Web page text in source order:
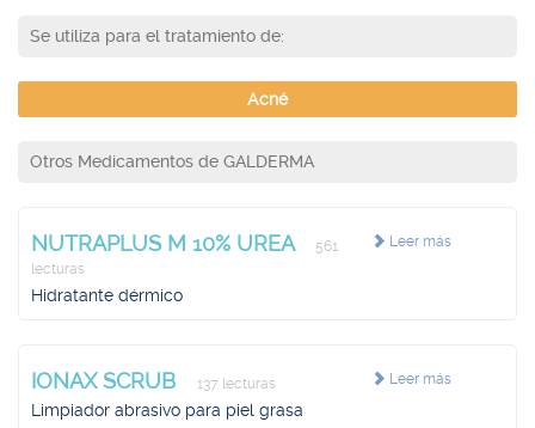
Se utiliza para el tratamiento de:
Acné
Otros Medicamentos de GALDERMA
Leer más
NUTRAPLUS M 10% UREA
561
lecturas
Hidratante dérmico
Leer más
IONAX SCRUB 137 lecturas
Limpiador abrasivo para piel grasa